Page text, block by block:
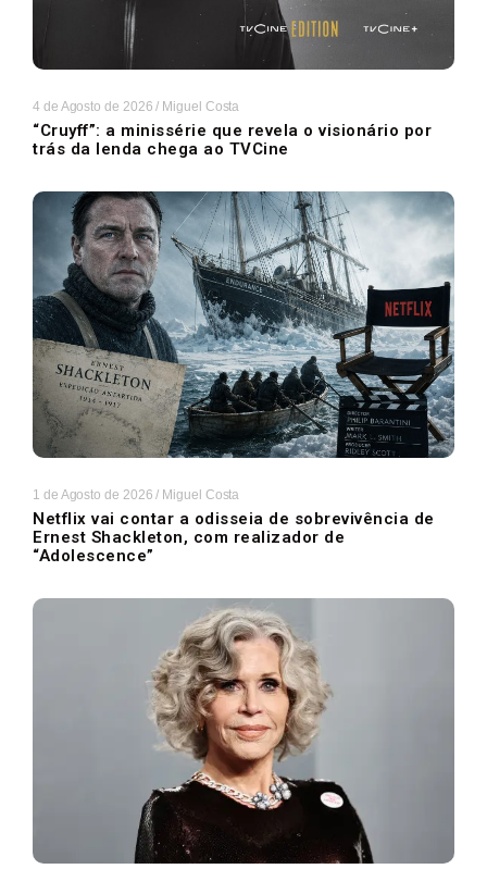
4 de Agosto de 2026 / Miguel Costa
“Cruyff”: a minissérie que revela o visionário por
trás da lenda chega ao TVCine
1 de Agosto de 2026 / Miguel Costa
Netflix vai contar a odisseia de sobrevivência de
Ernest Shackleton, com realizador de
“Adolescence”